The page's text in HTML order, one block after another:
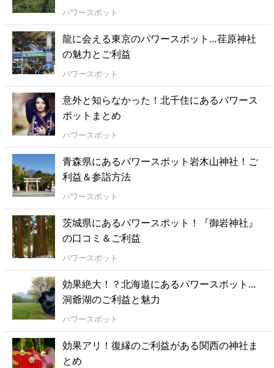
パワースポット
龍に会える東京のパワースポット…荏原神社
の魅力とご利益
パワースポット
意外と知らなかった！北千住にあるパワース
ポットまとめ
パワースポット
青森県にあるパワースポット岩木山神社！ご
利益＆参詣方法
パワースポット
茨城県にあるパワースポット！『御岩神社』
の口コミ＆ご利益
パワースポット
効果絶大！？北海道にあるパワースポット…
洞爺湖のご利益と魅力
パワースポット
効果アリ！復縁のご利益がある関西の神社ま
とめ